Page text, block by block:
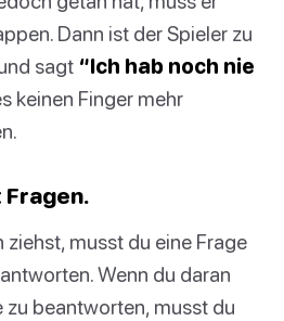
Dann ist der Spieler zu
sagt “Ich hab noch nie
keinen Finger mehr
ziehst, musst du eine Frage
Wenn du daran
zu beantworten, musst du